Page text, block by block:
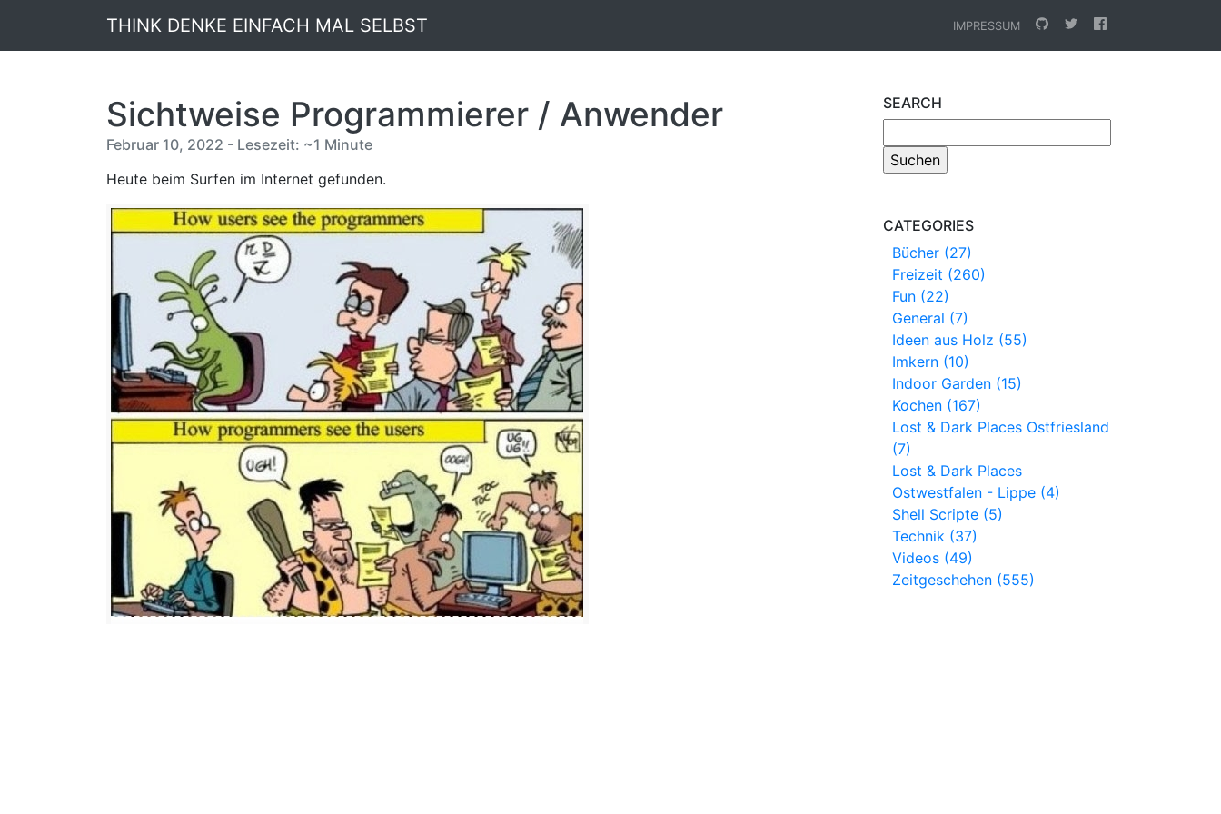
THINK DENKE EINFACH MAL SELBST IMPRESSUM
Sichtweise Programmierer / Anwender
Februar 10, 2022 - Lesezeit: ~1 Minute
Heute beim Surfen im Internet gefunden.
SEARCH
CATEGORIES
Bücher (27)
Freizeit (260)
Fun (22)
General (7)
Ideen aus Holz (55)
Imkern (10)
Indoor Garden (15)
Kochen (167)
Lost & Dark Places Ostfriesland
(7)
Lost & Dark Places
Ostwestfalen - Lippe (4)
Shell Scripte (5)
Technik (37)
Videos (49)
Zeitgeschehen (555)